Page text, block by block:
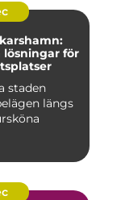
lösningar för
staden
längs